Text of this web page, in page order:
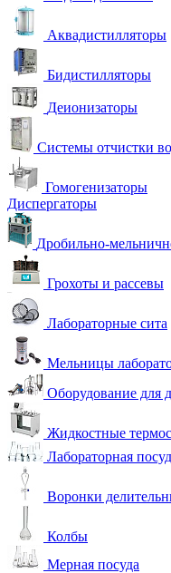
Аквадистилляторы
Бидистилляторы
Деионизаторы
Системы отчистки
Гомогенизаторы
Диспергаторы
Дробильно-
Грохоты и рассевы
Лабораторные сита
Мельницы
Оборудование для
Жидкостные
Лабораторная
Воронки
Колбы
Мерная посуда